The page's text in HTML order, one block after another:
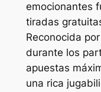
emocionantes
tiradas
Reconocida
durante los
apuestas
una rica